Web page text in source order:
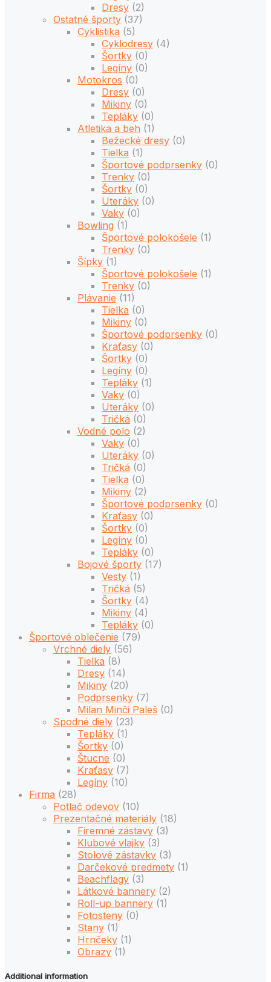
Dresy (2)
Ostatné športy (37)
Cyklistika (5)
Cyklodresy (4)
Šortky (0)
Legíny (0)
Motokros (0)
Dresy (0)
Mikiny (0)
Tepláky (0)
Atletika a beh (1)
Bežecké dresy (0)
Tielka (1)
Športové podprsenky (0)
Trenky (0)
Šortky (0)
Uteráky (0)
Vaky (0)
Bowling (1)
Športové polokošele (1)
Trenky (0)
Šípky (1)
Športové polokošele (1)
Trenky (0)
Plávanie (11)
Tielka (0)
Mikiny (0)
Športové podprsenky (0)
Kraťasy (0)
Šortky (0)
Legíny (0)
Tepláky (1)
Vaky (0)
Uteráky (0)
Tričká (0)
Vodné polo (2)
Vaky (0)
Uteráky (0)
Tričká (0)
Tielka (0)
Mikiny (2)
Športové podprsenky (0)
Kraťasy (0)
Šortky (0)
Legíny (0)
Tepláky (0)
Bojové športy (17)
Vesty (1)
Tričká (5)
Šortky (4)
Mikiny (4)
Tepláky (0)
Športové oblečenie (79)
Vrchné diely (56)
Tielka (8)
Dresy (14)
Mikiny (20)
Podprsenky (7)
Milan Minči Paleš (0)
Spodné diely (23)
Tepláky (1)
Šortky (0)
Štucne (0)
Kraťasy (7)
Legíny (10)
Firma (28)
Potlač odevov (10)
Prezentačné materiály (18)
Firemné zástavy (3)
Klubové vlajky (3)
Stolové zástavky (3)
Darčekové predmety (1)
Beachflagy (3)
Látkové bannery (2)
Roll-up bannery (1)
Fotosteny (0)
Stany (1)
Hrnčeky (1)
Obrazy (1)
Additional information